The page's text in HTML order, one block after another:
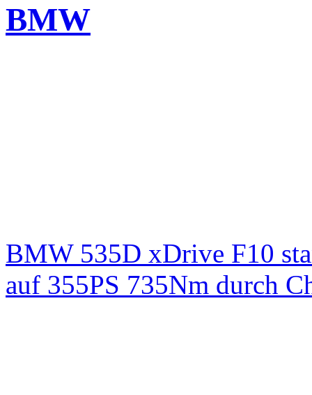
BMW
BMW 535D xDrive F10
auf 355PS 735Nm durch